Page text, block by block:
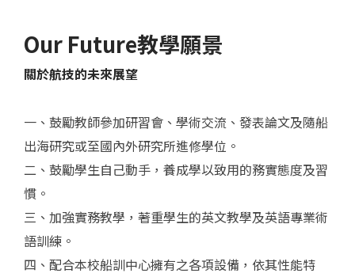
Our Future教學願景
關於航技的未來展望
一、鼓勵教師參加研習會、學術交流、發表論文及隨船
出海研究或至國內外研究所進修學位。
二、鼓勵學生自己動手，養成學以致用的務實態度及習
慣。
三、加強實務教學，著重學生的英文教學及英語專業術
語訓練。
四、配合本校船訓中心擁有之各項設備，依其性能特